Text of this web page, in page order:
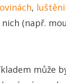
,
(např.
může